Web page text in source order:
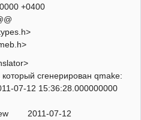
+0400
сгенерирован qmake:
07-12 15:36:28.000000000
2011-07-12